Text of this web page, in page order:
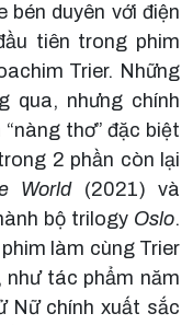
bén duyên với điện
tiên trong phim
Trier. Những
qua, nhưng chính
thơ” đặc biệt
2 phần còn lại
World(2021) và
bộ trilogy Oslo.
làm cùng Trier
như tác phẩm năm
Nữ chính xuất sắc